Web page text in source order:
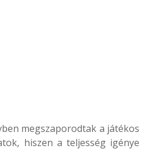
megszaporodtak a játékos
hiszen a teljesség igénye